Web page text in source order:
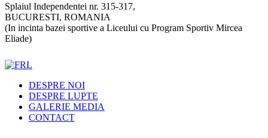
Splaiul Independentei nr. 315-317,
BUCURESTI, ROMANIA
(In incinta bazei sportive a Liceului cu Program Sportiv Mircea
Eliade)
DESPRE NOI
DESPRE LUPTE
GALERIE MEDIA
CONTACT